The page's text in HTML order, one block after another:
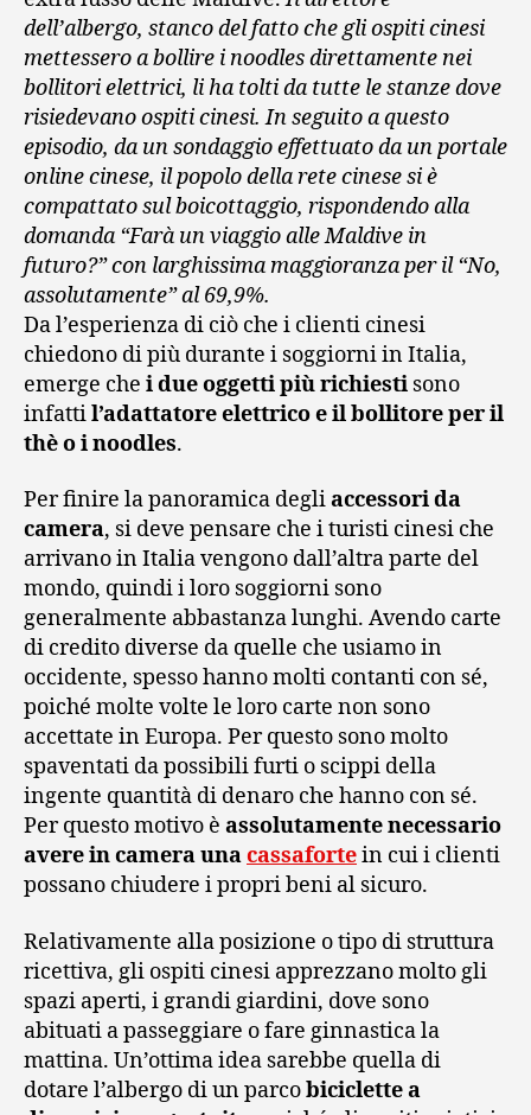
dell’albergo, stanco del fatto che gli ospiti cinesi
mettessero a bollire i noodles direttamente nei
bollitori elettrici, li ha tolti da tutte le stanze dove
risiedevano ospiti cinesi. In seguito a questo
episodio, da un sondaggio effettuato da un portale
online cinese, il popolo della rete cinese si è
compattato sul boicottaggio, rispondendo alla
domanda “Farà un viaggio alle Maldive in
futuro?” con larghissima maggioranza per il “No,
assolutamente” al 69,9%.
Da l’esperienza di ciò che i clienti cinesi
chiedono di più durante i soggiorni in Italia,
emerge che i due oggetti più richiesti sono
infattil’adattatore elettrico e il bollitore per il
thè o i noodles.
Per finire la panoramica degliaccessori da
camera, si deve pensare che i turisti cinesi che
arrivano in Italia vengono dall’altra parte del
mondo, quindi i loro soggiorni sono
generalmente abbastanza lunghi. Avendo carte
di credito diverse da quelle che usiamo in
occidente, spesso hanno molti contanti con sé,
poiché molte volte le loro carte non sono
accettate in Europa. Per questo sono molto
spaventati da possibili furti o scippi della
ingente quantità di denaro che hanno con sé.
Per questo motivo è assolutamente necessario
avere in camera unacassafortein cui i clienti
possano chiudere i propri beni al sicuro.
Relativamente alla posizione o tipo di struttura
ricettiva, gli ospiti cinesi apprezzano molto gli
spazi aperti, i grandi giardini, dove sono
abituati a passeggiare o fare ginnastica la
mattina. Un’ottima idea sarebbe quella di
dotare l’albergo di un parcobiciclette a